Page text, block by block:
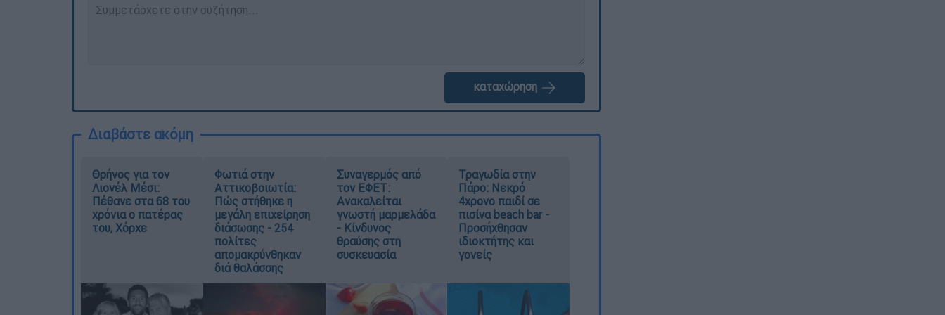
καταχώρηση
Διαβάστε ακόμη
Θρήνος για τον
Λιονέλ Μέσι:
Πέθανε στα 68 του
χρόνια ο πατέρας
του, Χόρχε
Φωτιά στην
Αττικοβοιωτία:
Πώς στήθηκε η
μεγάλη επιχείρηση
διάσωσης - 254
πολίτες
απομακρύνθηκαν
διά θαλάσσης
Συναγερμός από
τον ΕΦΕΤ:
Ανακαλείται
γνωστή μαρμελάδα
- Κίνδυνος
θραύσης στη
συσκευασία
Τραγωδία στην
Πάρο: Νεκρό
4χρονο παιδί σε
πισίνα beach bar -
Προσήχθησαν
ιδιοκτήτης και
γονείς